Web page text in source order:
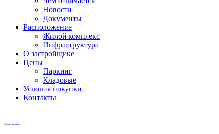
Новости
Документы
Расположение
Жилой комплекс
Инфраструктура
О застройщике
Цены
Паркинг
Кладовые
Условия покупки
Контакты